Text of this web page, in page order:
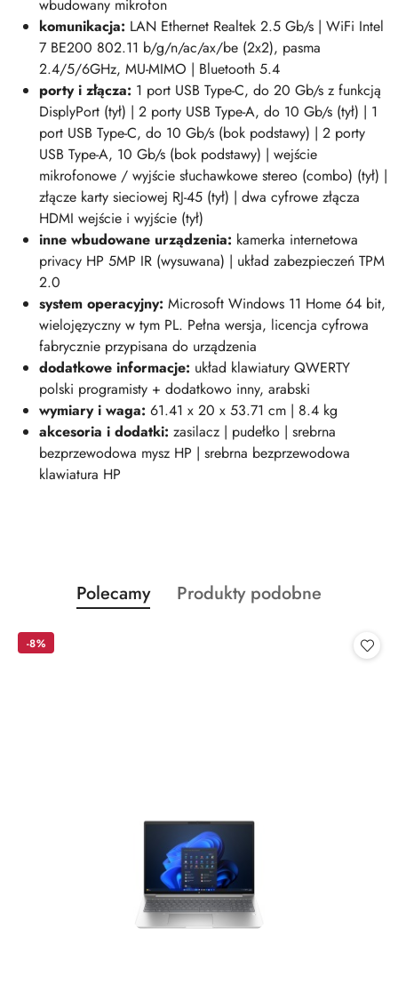
wbudowany mikrofon
komunikacja: LAN Ethernet Realtek 2.5 Gb/s | WiFi Intel
7 BE200 802.11 b/g/n/ac/ax/be (2x2), pasma
2.4/5/6GHz, MU-MIMO | Bluetooth 5.4
porty i złącza: 1 port USB Type-C, do 20 Gb/s z funkcją
DisplyPort (tył) | 2 porty USB Type-A, do 10 Gb/s (tył) | 1
port USB Type-C, do 10 Gb/s (bok podstawy) | 2 porty
USB Type-A, 10 Gb/s (bok podstawy) | wejście
mikrofonowe / wyjście słuchawkowe stereo (combo) (tył) |
złącze karty sieciowej RJ-45 (tył) | dwa cyfrowe złącza
HDMI wejście i wyjście (tył)
inne wbudowane urządzenia: kamerka internetowa
privacy HP 5MP IR (wysuwana) | układ zabezpieczeń TPM
2.0
system operacyjny: Microsoft Windows 11 Home 64 bit,
wielojęzyczny w tym PL. Pełna wersja, licencja cyfrowa
fabrycznie przypisana do urządzenia
dodatkowe informacje: układ klawiatury QWERTY
polski programisty + dodatkowo inny, arabski
wymiary i waga: 61.41 x 20 x 53.71 cm | 8.4 kg
akcesoria i dodatki: zasilacz | pudełko | srebrna
bezprzewodowa mysz HP | srebrna bezprzewodowa
klawiatura HP
Pomiń karuzelę produktów
Produkty
o
Polecamy
Produkty
Produkty podobne
-8%